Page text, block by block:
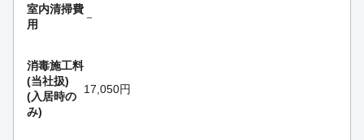
室内清掃費
用
－
消毒施工料
(当社扱)
(入居時の
み)
17,050円